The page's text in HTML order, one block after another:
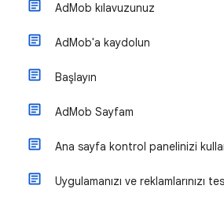
AdMob kılavuzunuz
AdMob'a kaydolun
Başlayın
AdMob Sayfam
Ana sayfa kontrol panelinizi
Uygulamanızı ve reklamlarınızı